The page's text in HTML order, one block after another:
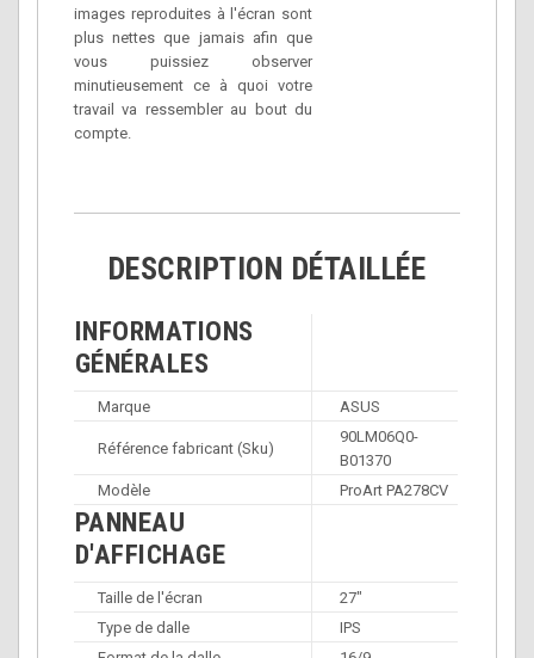
images reproduites à l'écran sont
plus nettes que jamais afin que
vous puissiez observer
minutieusement ce à quoi votre
travail va ressembler au bout du
compte.
DESCRIPTION DÉTAILLÉE
INFORMATIONS
GÉNÉRALES
Marque ASUS
Référence fabricant (Sku)
90LM06Q0-
B01370
Modèle
ProArt PA278CV
PANNEAU
D'AFFICHAGE
Taille de l'écran
27"
Type de dalle
IPS